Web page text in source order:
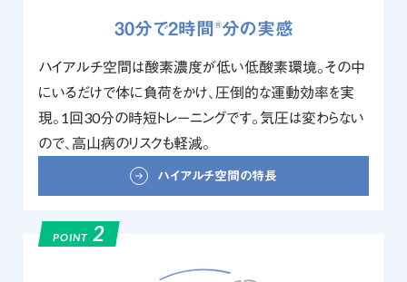
30分で2時間 ®分の実感
ハイアルチ空間は酸素濃度が低い低酸素環境。その中
にいるだけで体に負荷をかけ、圧倒的な運動効率を実
現。1回30分の時短トレーニングです。気圧は変わらない
ので、高山病のリスクも軽減。
ハイアルチ空間の特長
POINT 2